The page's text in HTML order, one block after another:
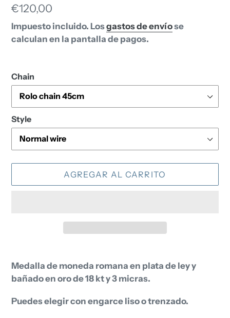
Precio
habitual
€120,00
Impuesto incluido. Losgastos de envíose
calculan en la pantalla de pagos.
Chain
Style
AGREGAR AL CARRITO
el
producto
tu
Medalla de moneda romana en plata de ley y
bañado en oro de 18 kt y 3 micras.
Puedes elegir con engarce liso o trenzado.